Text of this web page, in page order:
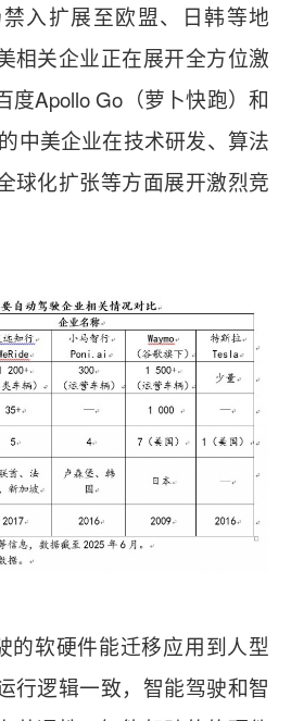
入扩展至欧盟、日韩等地
相关企业正在展开全方位激
度Apollo Go（萝卜快跑）和
中美企业在技术研发、算法
球化扩张等方面展开激烈竞
软硬件能迁移应用到人型
行逻辑一致，智能驾驶和智